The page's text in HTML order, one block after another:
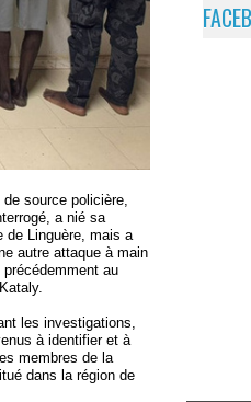
source policière,
a nié sa
de Linguère, mais a
autre attaque à main
au
les investigations,
à identifier et à
membres de la
dans la région de